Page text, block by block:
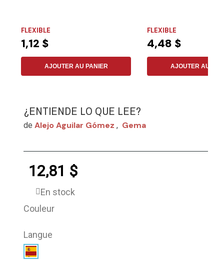
FLEXIBLE
1,12 $
AJOUTER AU PANIER
FLEXIBLE
4,48 $
AJOUTER AU
¿ENTIENDE LO QUE LEE?
de Alejo Aguilar Gómez , Gema
12,81 $
En stock
Couleur
Langue